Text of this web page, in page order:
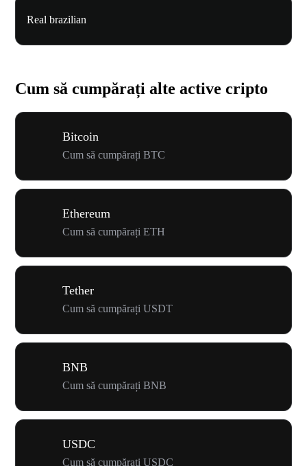
Real brazilian
Cum să cumpărați alte active cripto
Bitcoin
Cum să cumpărați BTC
Ethereum
Cum să cumpărați ETH
Tether
Cum să cumpărați USDT
BNB
Cum să cumpărați BNB
USDC
Cum să cumpărați USDC